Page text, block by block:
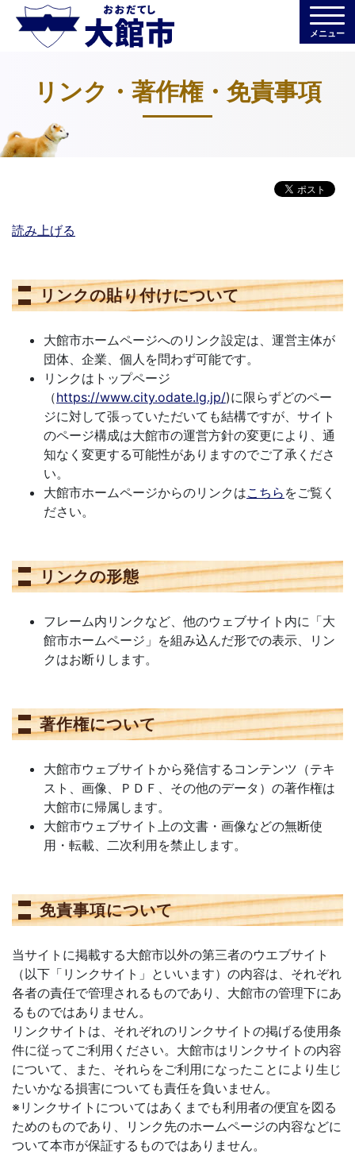
メニュー
リンク・著作権・免責事項
読み上げる
リンクの貼り付けについて
大館市ホームページへのリンク設定は、運営主体が
団体、企業、個人を問わず可能です。
リンクはトップページ
（https://www.city.odate.lg.jp/)に限らずどのペー
ジに対して張っていただいても結構ですが、サイト
のページ構成は大館市の運営方針の変更により、通
知なく変更する可能性がありますのでご了承くださ
い。
大館市ホームページからのリンクはこちら をご覧く
ださい。
リンクの形態
フレーム内リンクなど、他のウェブサイト内に「大
館市ホームページ」を組み込んだ形での表示、リン
クはお断りします。
著作権について
大館市ウェブサイトから発信するコンテンツ（テキ
スト、画像、ＰＤＦ、その他のデータ）の著作権は
大館市に帰属します。
大館市ウェブサイト上の文書・画像などの無断使
用・転載、二次利用を禁止します。
免責事項について
当サイトに掲載する大館市以外の第三者のウエブサイト
（以下「リンクサイト」といいます）の内容は、それぞれ
各者の責任で管理されるものであり、大館市の管理下にあ
るものではありません。
リンクサイトは、それぞれのリンクサイトの掲げる使用条
件に従ってご利用ください。大館市はリンクサイトの内容
について、また、それらをご利用になったことにより生じ
たいかなる損害についても責任を負いません。
※リンクサイトについてはあくまでも利用者の便宜を図る
ためのものであり、リンク先のホームページの内容などに
ついて本市が保証するものではありません。